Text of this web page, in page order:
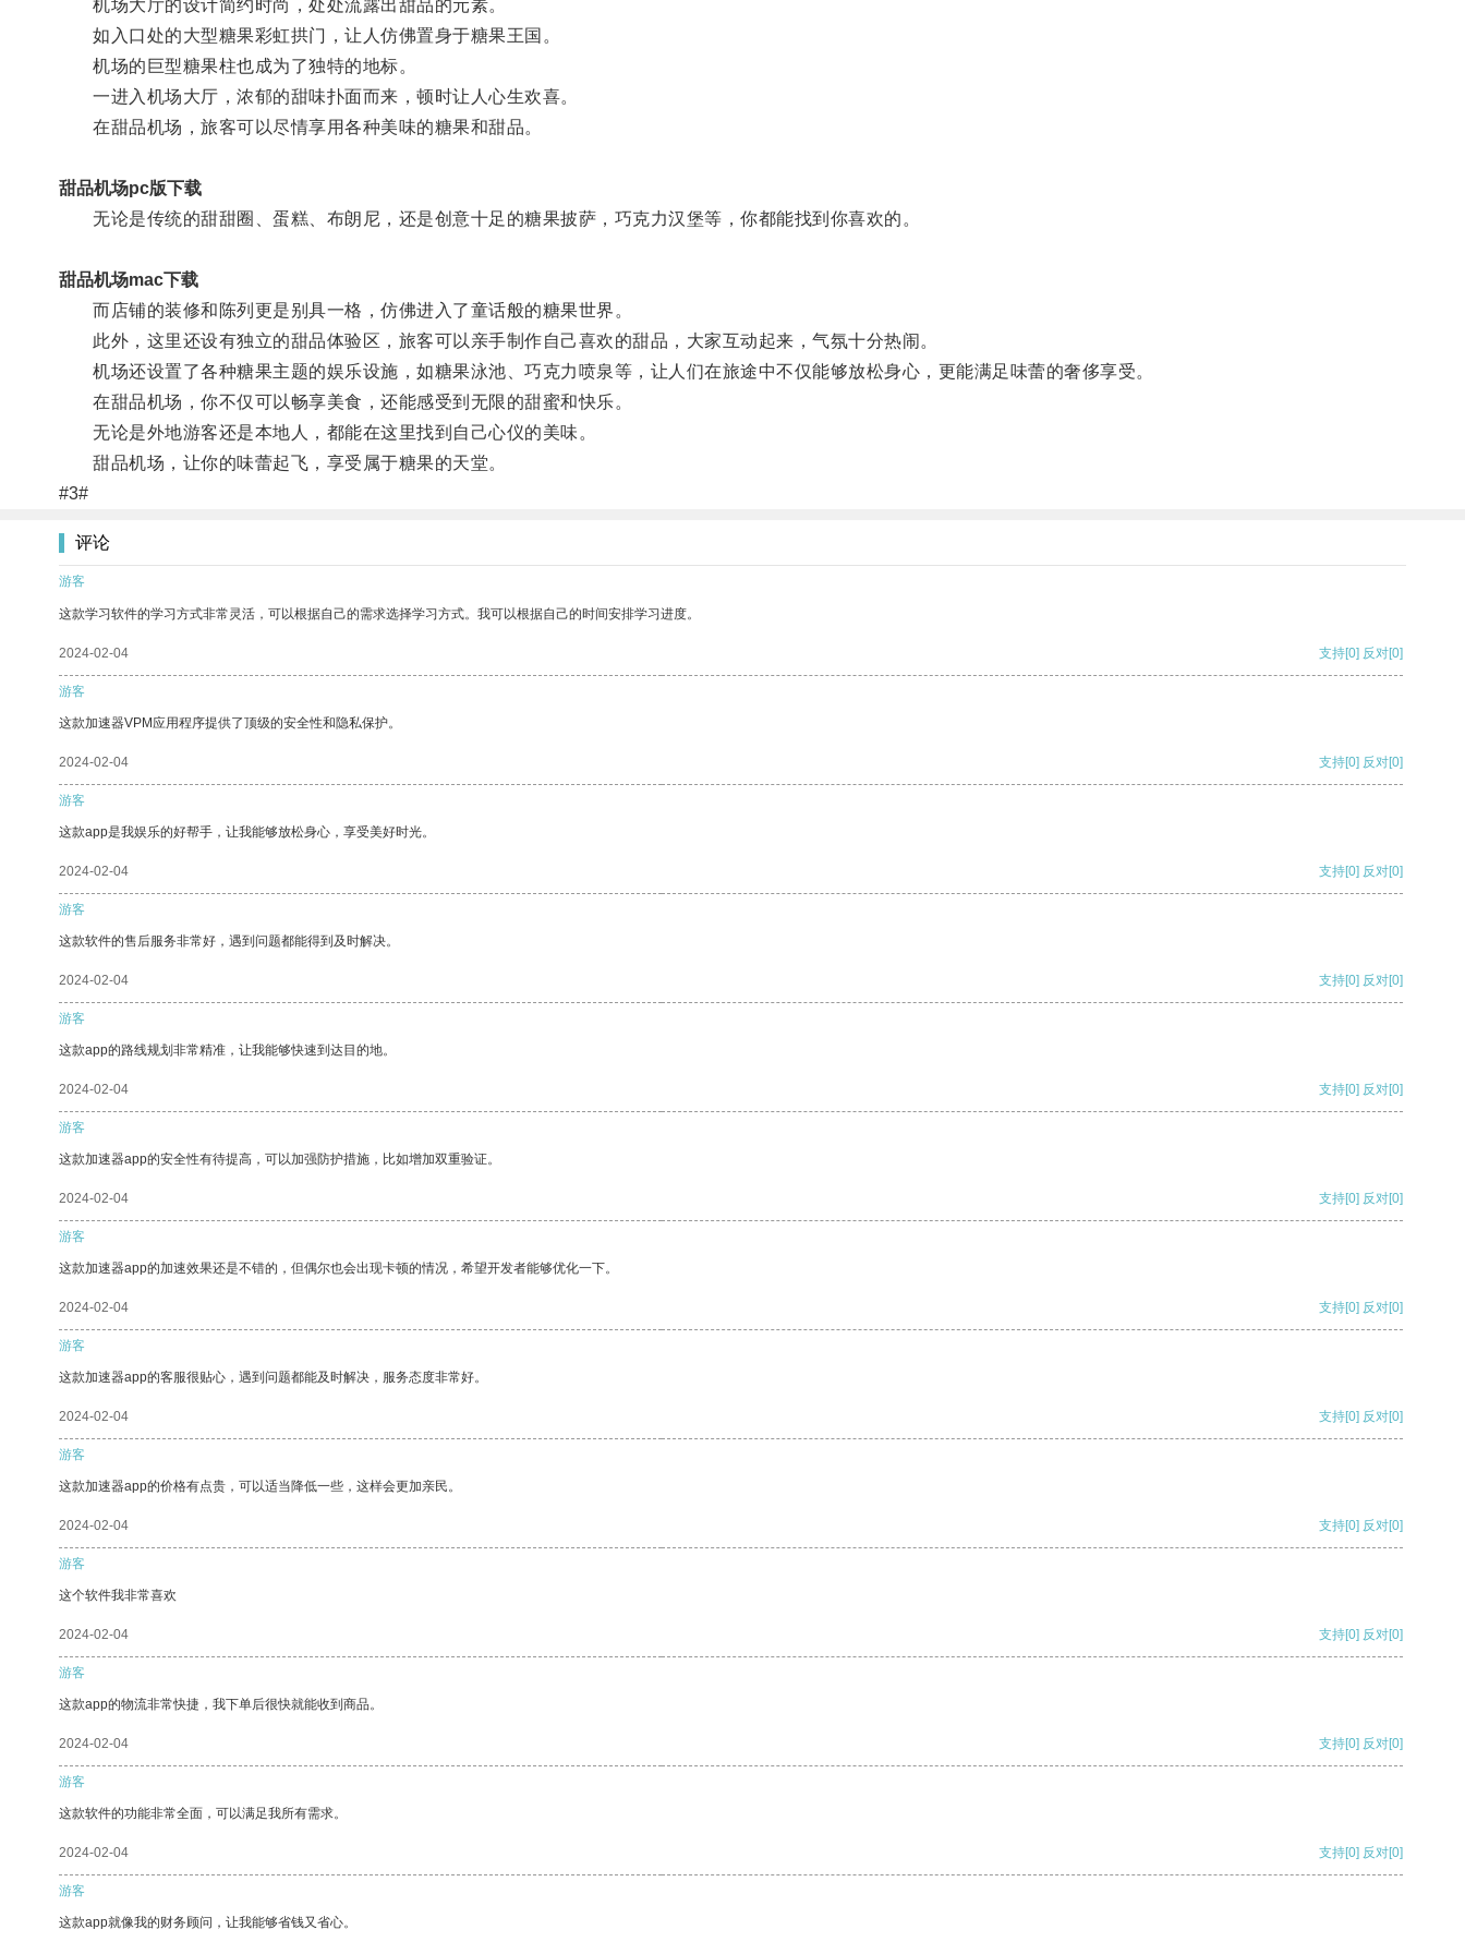
机场大厅的设计简约时尚，处处流露出甜品的元素。
如入口处的大型糖果彩虹拱门，让人仿佛置身于糖果王国。
机场的巨型糖果柱也成为了独特的地标。
一进入机场大厅，浓郁的甜味扑面而来，顿时让人心生欢喜。
在甜品机场，旅客可以尽情享用各种美味的糖果和甜品。
甜品机场pc版下载
无论是传统的甜甜圈、蛋糕、布朗尼，还是创意十足的糖果披萨，巧克力汉堡等，你都能找到你喜欢的。
甜品机场mac下载
而店铺的装修和陈列更是别具一格，仿佛进入了童话般的糖果世界。
此外，这里还设有独立的甜品体验区，旅客可以亲手制作自己喜欢的甜品，大家互动起来，气氛十分热闹。
机场还设置了各种糖果主题的娱乐设施，如糖果泳池、巧克力喷泉等，让人们在旅途中不仅能够放松身心，更能满足味蕾的奢侈享受。
在甜品机场，你不仅可以畅享美食，还能感受到无限的甜蜜和快乐。
无论是外地游客还是本地人，都能在这里找到自己心仪的美味。
甜品机场，让你的味蕾起飞，享受属于糖果的天堂。
#3#
评论
游客
这款学习软件的学习方式非常灵活，可以根据自己的需求选择学习方式。我可以根据自己的时间安排学习进度。
2024-02-04 支持[0] 反对[0]
游客
这款加速器VPM应用程序提供了顶级的安全性和隐私保护。
2024-02-04 支持[0] 反对[0]
游客
这款app是我娱乐的好帮手，让我能够放松身心，享受美好时光。
2024-02-04 支持[0] 反对[0]
游客
这款软件的售后服务非常好，遇到问题都能得到及时解决。
2024-02-04 支持[0] 反对[0]
游客
这款app的路线规划非常精准，让我能够快速到达目的地。
2024-02-04 支持[0] 反对[0]
游客
这款加速器app的安全性有待提高，可以加强防护措施，比如增加双重验证。
2024-02-04 支持[0] 反对[0]
游客
这款加速器app的加速效果还是不错的，但偶尔也会出现卡顿的情况，希望开发者能够优化一下。
2024-02-04 支持[0] 反对[0]
游客
这款加速器app的客服很贴心，遇到问题都能及时解决，服务态度非常好。
2024-02-04 支持[0] 反对[0]
游客
这款加速器app的价格有点贵，可以适当降低一些，这样会更加亲民。
2024-02-04 支持[0] 反对[0]
游客
这个软件我非常喜欢
2024-02-04 支持[0] 反对[0]
游客
这款app的物流非常快捷，我下单后很快就能收到商品。
2024-02-04 支持[0] 反对[0]
游客
这款软件的功能非常全面，可以满足我所有需求。
2024-02-04 支持[0] 反对[0]
游客
这款app就像我的财务顾问，让我能够省钱又省心。